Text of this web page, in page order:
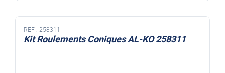
REF : 258311
Kit Roulements Coniques AL-KO 258311